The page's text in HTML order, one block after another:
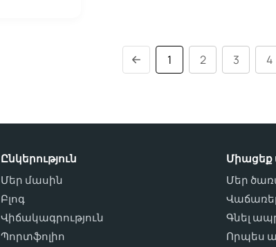
1 2 3 4
Ընկերություն
Մեր մասին
Բլոգ
Վիճակագրություն
Պորտֆոլիո
Միացեք
Մեր
Գնել
Որպես